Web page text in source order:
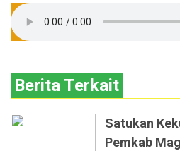
Berita Terkait
Satukan
Pemkab